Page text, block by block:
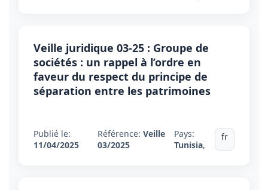
Veille juridique 03-25 : Groupe de
sociétés : un rappel à l’ordre en
faveur du respect du principe de
séparation entre les patrimoines
Publié le:
11/04/2025
Référence: Veille
03/2025
Pays:
Tunisia,
fr